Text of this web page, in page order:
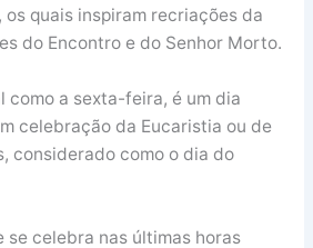
os quais inspiram recriações da
do Encontro e do Senhor Morto.
como a sexta-feira, é um dia
celebração da Eucaristia ou de
considerado como o dia do
se celebra nas últimas horas